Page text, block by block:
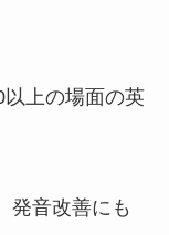
以上の場面の英
発音改善にも